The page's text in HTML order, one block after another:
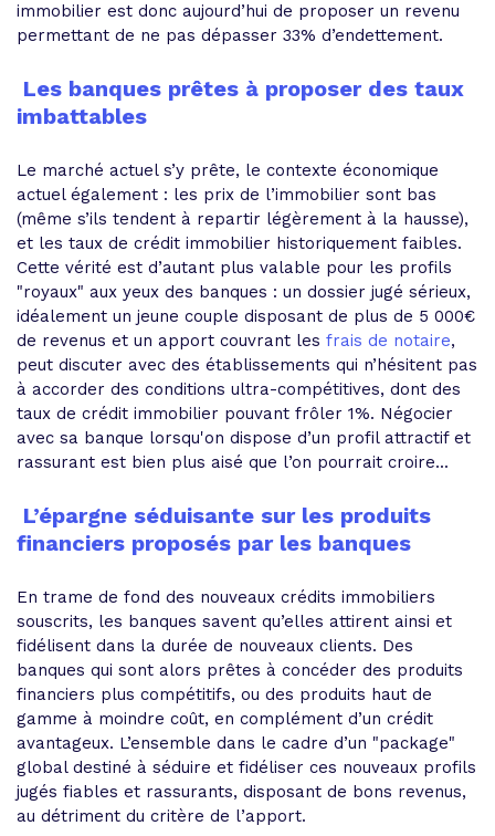
immobilier est donc aujourd’hui de proposer un revenu
permettant de ne pas dépasser 33% d’endettement.
Les banques prêtes à proposer des taux
imbattables
Le marché actuel s’y prête, le contexte économique
actuel également : les prix de l’immobilier sont bas
(même s’ils tendent à repartir légèrement à la hausse),
et les taux de crédit immobilier historiquement faibles.
Cette vérité est d’autant plus valable pour les profils
"royaux" aux yeux des banques : un dossier jugé sérieux,
idéalement un jeune couple disposant de plus de 5 000€
de revenus et un apport couvrant les frais de notaire,
peut discuter avec des établissements qui n’hésitent pas
à accorder des conditions ultra-compétitives, dont des
taux de crédit immobilier pouvant frôler 1%. Négocier
avec sa banque lorsqu'on dispose d’un profil attractif et
rassurant est bien plus aisé que l’on pourrait croire...
L’épargne séduisante sur les produits
financiers proposés par les banques
En trame de fond des nouveaux crédits immobiliers
souscrits, les banques savent qu’elles attirent ainsi et
fidélisent dans la durée de nouveaux clients. Des
banques qui sont alors prêtes à concéder des produits
financiers plus compétitifs, ou des produits haut de
gamme à moindre coût, en complément d’un crédit
avantageux. L’ensemble dans le cadre d’un "package"
global destiné à séduire et fidéliser ces nouveaux profils
jugés fiables et rassurants, disposant de bons revenus,
au détriment du critère de l’apport.